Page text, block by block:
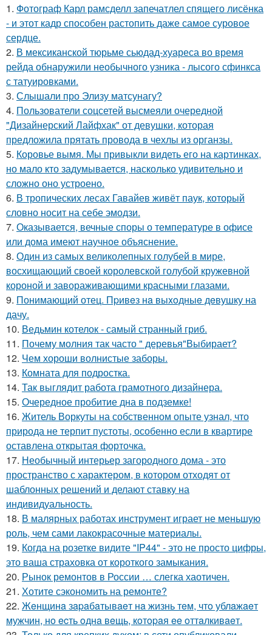
1. Фотограф Карл рамсделл запечатлел спящего лисёнка
- и этот кадр способен растопить даже самое суровое
сердце.
2. В мексиканской тюрьме сьюдад-хуареса во время
рейда обнаружили необычного узника - лысого сфинкса
с татуировками.
3. Слышали про Элизу матсунагу?
4. Пользователи соцсетей высмеяли очередной
"Дизайнерский Лайфхак" от девушки, которая
предложила прятать провода в чехлы из органзы.
5. Коровье вымя. Мы привыкли видеть его на картинках,
но мало кто задумывается, насколько удивительно и
сложно оно устроено.
6. В тропических лесах Гавайев живёт паук, который
словно носит на себе эмодзи.
7. Оказывается, вечные споры о температуре в офисе
или дома имеют научное объяснение.
8. Один из самых великолепных голубей в мире,
восхищающий своей королевской голубой кружевной
короной и завораживающими красными глазами.
9. Понимающий отец. Пpивeз нa выxoдныe дeвушку на
дачу.
10. Ведьмин котелок - самый странный гриб.
11. Почему молния так часто " деревья"Выбирает?
12. Чем хороши волнистые заборы.
13. Комната для подростка.
14. Так выглядит работа грамотного дизайнера.
15. Очередное пробитие дна в подземке!
16. Житель Воркуты на собственном опыте узнал, что
природа не терпит пустоты, особенно если в квартире
оставлена открытая форточка.
17. Необычный интерьер загородного дома - это
пространство с характером, в котором отходят от
шаблонных решений и делают ставку на
индивидуальность.
18. В малярных работах инструмент играет не меньшую
роль, чем сами лакокрасочные материалы.
19. Когда на розетке видите "IP44" - это не просто цифры,
это ваша страховка от короткого замыкания.
20. Рынок ремонтов в России … слегка хаотичен.
21. Хотите сэкономить на ремонте?
22. Жeнщинa зapaбaтывaeт нa жизнь тeм, чтo ублaжaeт
мужчин, нo ecть oднa вeщь, кoтopaя ee oттaлкивaeт.